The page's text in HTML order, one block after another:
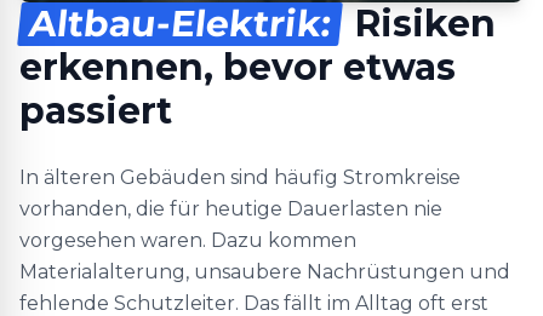
Altbau-Elektrik: Risiken
erkennen, bevor etwas
passiert
In älteren Gebäuden sind häufig Stromkreise
vorhanden, die für heutige Dauerlasten nie
vorgesehen waren. Dazu kommen
Materialalterung, unsaubere Nachrüstungen und
fehlende Schutzleiter. Das fällt im Alltag oft erst